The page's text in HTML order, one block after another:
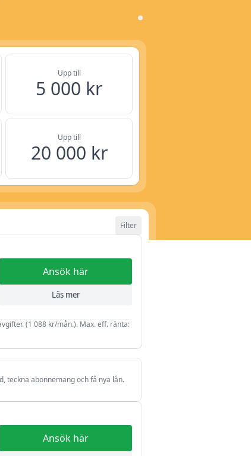
Upp till
5 000 kr
Upp till
20 000 kr
Filter
20 år
Ansök här
Läs mer
(1 088 kr/mån.). Max. eff. ränta:
teckna abonnemang och få nya lån.
Ansök här